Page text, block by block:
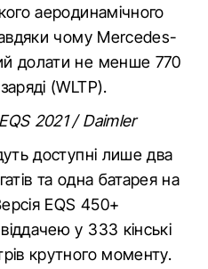
аеродинамічного
чому Mercedes-
долати не менше 770
(WLTP).
2021 / Daimler
доступні лише два
та одна батарея на
EQS 450+
у 333 кінські
крутного моменту.